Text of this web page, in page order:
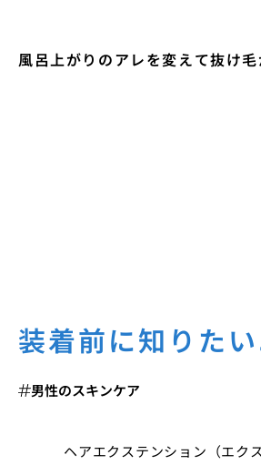
風呂上がりのアレを変えて抜け
装着前に知りた
男性のスキンケア
ヘアエクステンション（エク